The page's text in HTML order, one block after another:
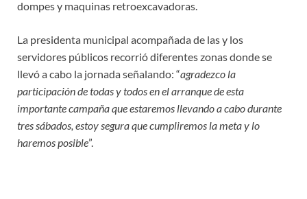
dompes y maquinas retroexcavadoras.
La presidenta municipal acompañada de las y los
servidores públicos recorrió diferentes zonas donde se
llevó a cabo la jornada señalando: “agradezco la
participación de todas y todos en el arranque de esta
importante campaña que estaremos llevando a cabo durante
tres sábados, estoy segura que cumpliremos la meta y lo
haremos posible”.